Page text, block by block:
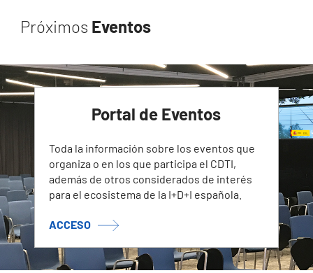
Próximos Eventos
Portal de Eventos
Toda la información sobre los eventos que
organiza o en los que participa el CDTI,
además de otros considerados de interés
para el ecosistema de la I+D+I española.
ACCESO